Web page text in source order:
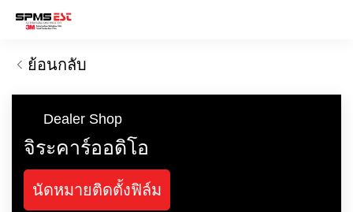
ย้อนกลับ
Dealer Shop
จิระคาร์ออดิโอ
นัดหมายติดตั้งฟิล์ม